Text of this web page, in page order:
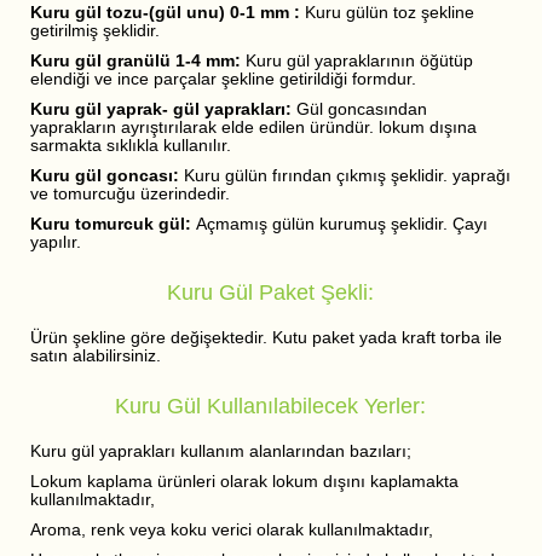
Kuru gül tozu-(gül unu) 0-1 mm : Kuru gülün toz şekline
getirilmiş şeklidir.
Kuru gül granülü 1-4 mm: Kuru gül yapraklarının öğütüp
elendiği ve ince parçalar şekline getirildiği formdur.
Kuru gül yaprak- gül yaprakları: Gül goncasından
yaprakların ayrıştırılarak elde edilen üründür. lokum dışına
sarmakta sıklıkla kullanılır.
Kuru gül goncası: Kuru gülün fırından çıkmış şeklidir. yaprağı
ve tomurcuğu üzerindedir.
Kuru tomurcuk gül: Açmamış gülün kurumuş şeklidir. Çayı
yapılır.
Kuru Gül Paket Şekli:
Ürün şekline göre değişektedir. Kutu paket yada kraft torba ile
satın alabilirsiniz.
Kuru Gül Kullanılabilecek Yerler:
Kuru gül yaprakları kullanım alanlarından bazıları;
Lokum kaplama ürünleri olarak lokum dışını kaplamakta
kullanılmaktadır,
Aroma, renk veya koku verici olarak kullanılmaktadır,